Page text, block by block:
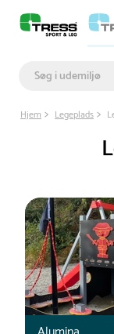
Hjem Legeplads